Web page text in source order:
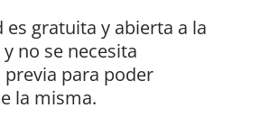
es gratuita y abierta a la
no se necesita
previa para poder
la misma.